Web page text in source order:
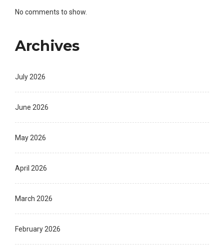
No comments to show.
Archives
July 2026
June 2026
May 2026
April 2026
March 2026
February 2026